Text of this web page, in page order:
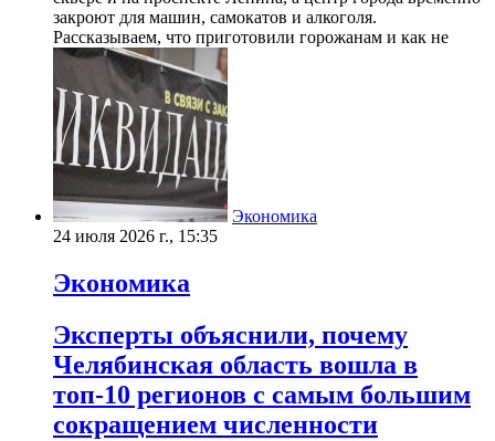
закроют для машин, самокатов и алкоголя.
Рассказываем, что приготовили горожанам и как не
Экономика
24 июля 2026 г., 15:35
Экономика
Эксперты объяснили, почему
Челябинская область вошла в
топ-10 регионов с самым большим
сокращением численности